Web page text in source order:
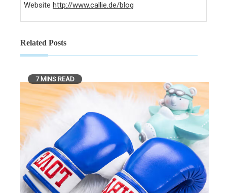
Website http://www.callie.de/blog
Related Posts
7 MINS READ